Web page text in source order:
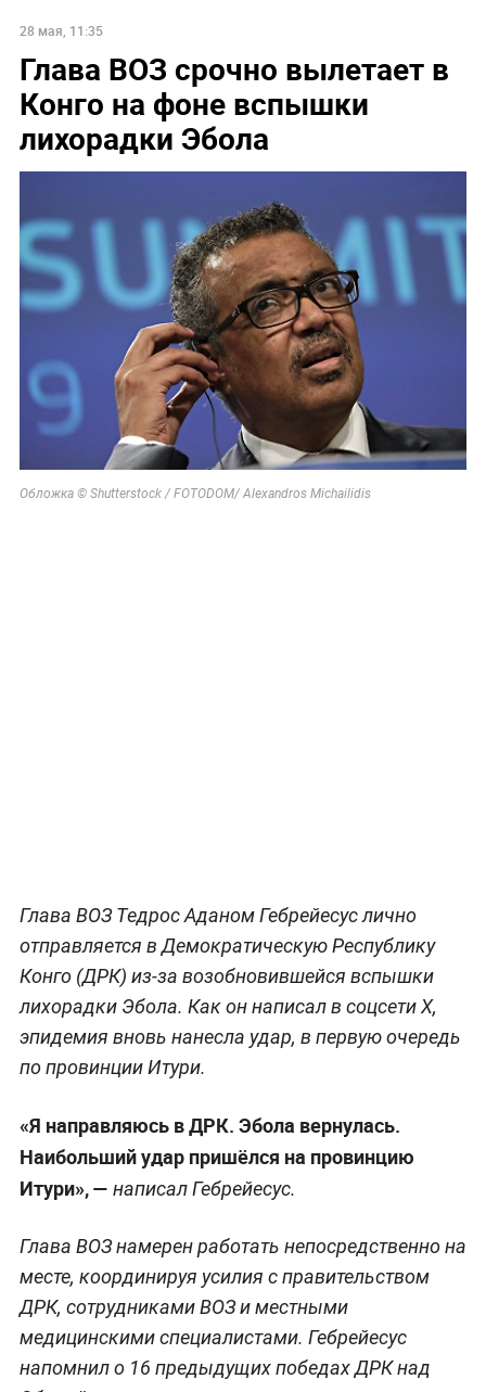
28 мая, 11:35
Глава ВОЗ срочно вылетает в
Конго на фоне вспышки
лихорадки Эбола
Обложка © Shutterstock / FOTODOM/ Alexandros Michailidis
Глава ВОЗ Тедрос Аданом Гебрейесус лично
отправляется в Демократическую Республику
Конго (ДРК) из-за возобновившейся вспышки
лихорадки Эбола. Как он написал в соцсети Х,
эпидемия вновь нанесла удар, в первую очередь
по провинции Итури.
«Я направляюсь в ДРК. Эбола вернулась.
Наибольший удар пришёлся на провинцию
Итури», — написал Гебрейесус.
Глава ВОЗ намерен работать непосредственно на
месте, координируя усилия с правительством
ДРК, сотрудниками ВОЗ и местными
медицинскими специалистами. Гебрейесус
напомнил о 16 предыдущих победах ДРК над